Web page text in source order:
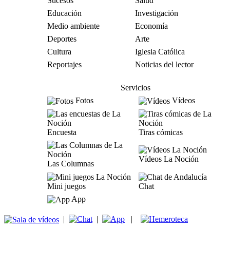
Educación
Investigación
Medio ambiente
Economía
Deportes
Arte
Cultura
Iglesia Católica
Reportajes
Noticias del lector
Servicios
Fotos
Vídeos
Encuesta Tiras cómicas
Las Columnas
Vídeos La Noción
Mini juegos
Chat
App
| | |